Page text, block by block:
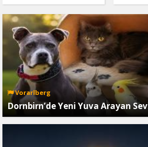
Vorarlberg
Dornbirn’de Yeni Yuva Arayan